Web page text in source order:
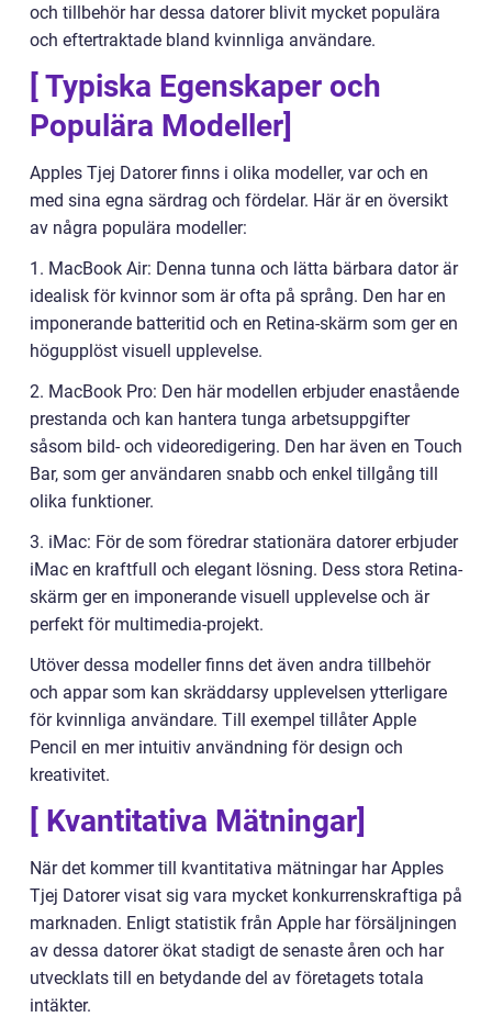
och tillbehör har dessa datorer blivit mycket populära
och eftertraktade bland kvinnliga användare.
[ Typiska Egenskaper och
Populära Modeller]
Apples Tjej Datorer finns i olika modeller, var och en
med sina egna särdrag och fördelar. Här är en översikt
av några populära modeller:
1. MacBook Air: Denna tunna och lätta bärbara dator är
idealisk för kvinnor som är ofta på språng. Den har en
imponerande batteritid och en Retina-skärm som ger en
högupplöst visuell upplevelse.
2. MacBook Pro: Den här modellen erbjuder enastående
prestanda och kan hantera tunga arbetsuppgifter
såsom bild- och videoredigering. Den har även en Touch
Bar, som ger användaren snabb och enkel tillgång till
olika funktioner.
3. iMac: För de som föredrar stationära datorer erbjuder
iMac en kraftfull och elegant lösning. Dess stora Retina-
skärm ger en imponerande visuell upplevelse och är
perfekt för multimedia-projekt.
Utöver dessa modeller finns det även andra tillbehör
och appar som kan skräddarsy upplevelsen ytterligare
för kvinnliga användare. Till exempel tillåter Apple
Pencil en mer intuitiv användning för design och
kreativitet.
[ Kvantitativa Mätningar]
När det kommer till kvantitativa mätningar har Apples
Tjej Datorer visat sig vara mycket konkurrenskraftiga på
marknaden. Enligt statistik från Apple har försäljningen
av dessa datorer ökat stadigt de senaste åren och har
utvecklats till en betydande del av företagets totala
intäkter.